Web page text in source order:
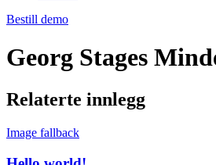
Bestill demo
Georg Stages
Relaterte innlegg
Image fallback